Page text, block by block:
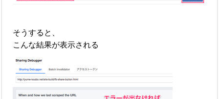
そうすると、
こんな結果が表示される